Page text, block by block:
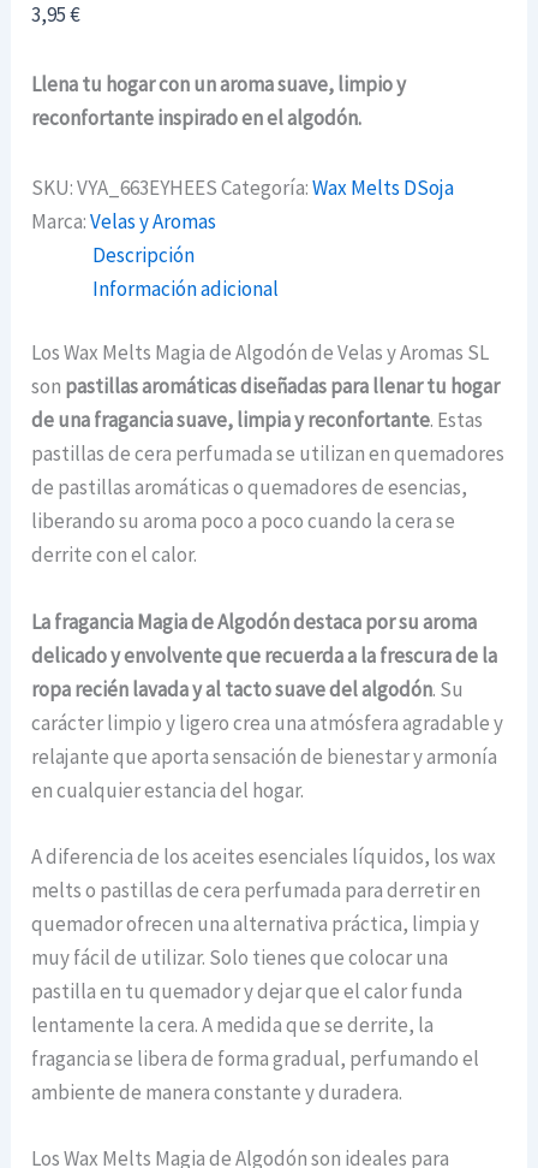
3,95€
Llena tu hogar con un aroma suave, limpio y
reconfortante inspirado en el algodón.
SKU:VYA_663EYHEESCategoría:Wax Melts DSoja
Marca:Velas y Aromas
Descripción
Información adicional
Los Wax Melts Magia de Algodón de Velas y Aromas SL
son pastillas aromáticas diseñadas para llenar tu hogar
de una fragancia suave, limpia y reconfortante. Estas
pastillas de cera perfumada se utilizan en quemadores
de pastillas aromáticas o quemadores de esencias,
liberando su aroma poco a poco cuando la cera se
derrite con el calor.
La fragancia Magia de Algodón destaca por su aroma
delicado y envolvente que recuerda a la frescura de la
ropa recién lavada y al tacto suave del algodón. Su
carácter limpio y ligero crea una atmósfera agradable y
relajante que aporta sensación de bienestar y armonía
en cualquier estancia del hogar.
A diferencia de los aceites esenciales líquidos, los wax
melts o pastillas de cera perfumada para derretir en
quemador ofrecen una alternativa práctica, limpia y
muy fácil de utilizar. Solo tienes que colocar una
pastilla en tu quemador y dejar que el calor funda
lentamente la cera. A medida que se derrite, la
fragancia se libera de forma gradual, perfumando el
ambiente de manera constante y duradera.
Los Wax Melts Magia de Algodón son ideales para